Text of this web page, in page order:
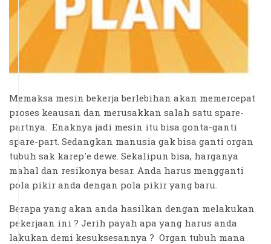
Memaksa mesin bekerja berlebihan akan memercepat
proses keausan dan merusakkan salah satu spare-
partnya. Enaknya jadi mesin itu bisa gonta-ganti
spare-part. Sedangkan manusia gak bisa ganti organ
tubuh sak karep'e dewe. Sekalipun bisa, harganya
mahal dan resikonya besar. Anda harus mengganti
pola pikir anda dengan pola pikir yang baru.
Berapa yang akan anda hasilkan dengan melakukan
pekerjaan ini ? Jerih payah apa yang harus anda
lakukan demi kesuksesannya ? Organ tubuh mana